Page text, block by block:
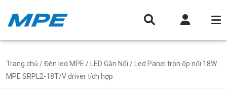
Trang chủ /Đèn led MPE / LED Gắn Nổi / Led Panel tròn ốp nổi 18W
MPE SRPL2-18T/V driver tích hợp